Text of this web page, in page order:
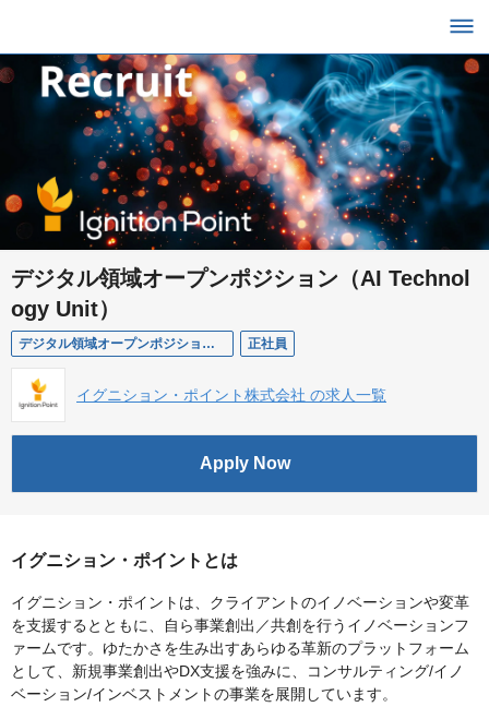
デジタル領域オープンポジション（AI Technol
ogy Unit）
デジタル領域オープンポジション（AI Technology Unit） 正社員
イグニション・ポイント株式会社 の求人一覧
Apply Now
イグニション・ポイントとは
イグニション・ポイントは、クライアントのイノベーションや変革
を支援するとともに、自ら事業創出／共創を行うイノベーションフ
ァームです。ゆたかさを生み出すあらゆる革新のプラットフォーム
として、新規事業創出やDX支援を強みに、コンサルティング/イノ
ベーション/インベストメントの事業を展開しています。